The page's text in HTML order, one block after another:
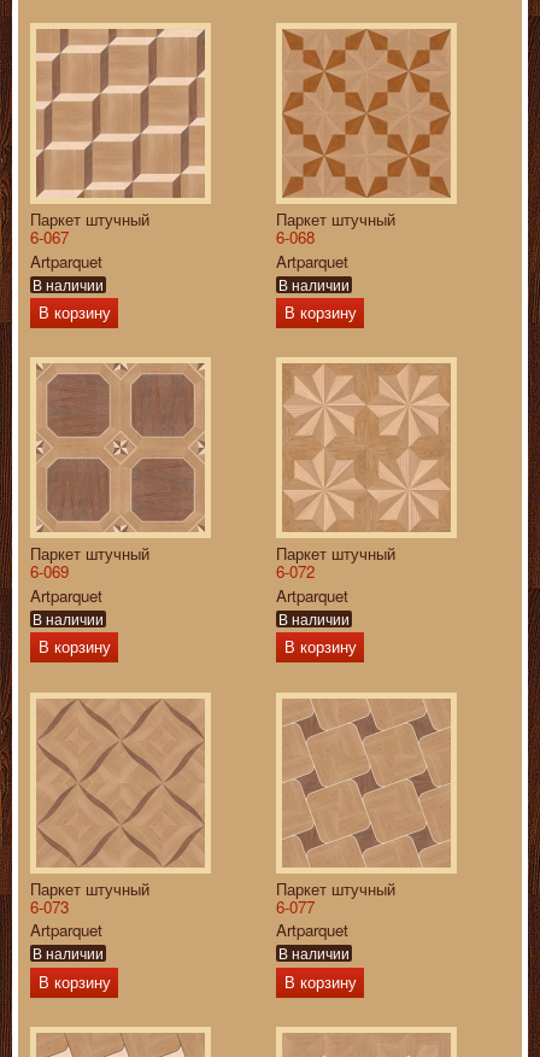
Паркет штучный
6-067
Artparquet
В наличии
В корзину
Паркет штучный
6-068
Artparquet
В наличии
В корзину
Паркет штучный
6-069
Artparquet
В наличии
В корзину
Паркет штучный
6-072
Artparquet
В наличии
В корзину
Паркет штучный
6-073
Artparquet
В наличии
В корзину
Паркет штучный
6-077
Artparquet
В наличии
В корзину